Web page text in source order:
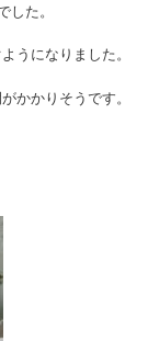
た。
うになりました。
かかりそうです。